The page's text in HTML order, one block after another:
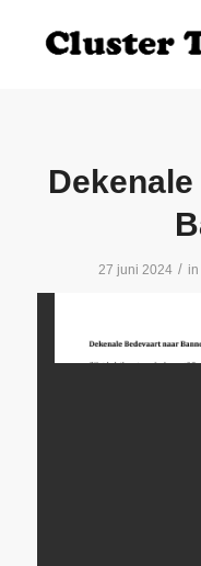
27 juni 2024 / in